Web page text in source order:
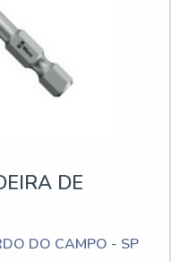
DE
DO CAMPO - SP